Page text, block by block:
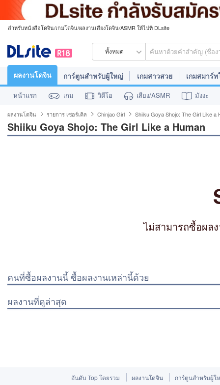
สำหรับหนังสือโดจิน/เกมโดจิน/ผลงานเสียงโดจิน/ASMR ให้ไปที่ DLsite
ทั้งหมด
ผลงานโดจิน การ์ตูนสำหรับผู้ใหญ่ เกมสาวสวย เกมสมาร์
หน้าแรก เกม วิดีโอ เสียง/ASMR มังงะ
ผลงานโดจิน รายการ เซอร์เคิล Chinjao Girl Shiiku Goya Shojo: The Girl Like a
Shiiku Goya Shojo: The Girl Like a Human
ไม่สามารถซื้อผล
คนที่ซื้อผลงานนี้ ซื้อผลงานเหล่านี้ด้วย
ผลงานที่ดูล่าสุด
อันดับ Top โดยรวม ผลงานโดจิน การ์ตูนสำหรับผู้ใ